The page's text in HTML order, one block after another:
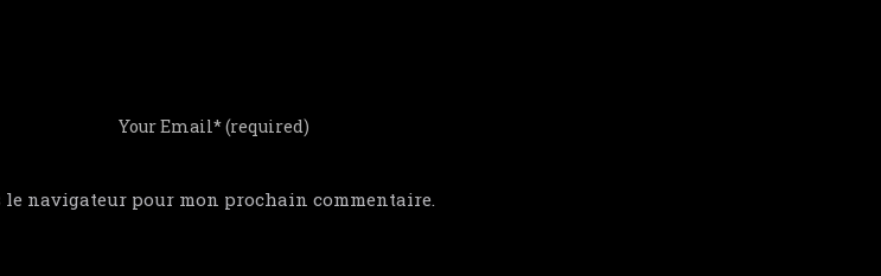
navigateur pour mon prochain commentaire.